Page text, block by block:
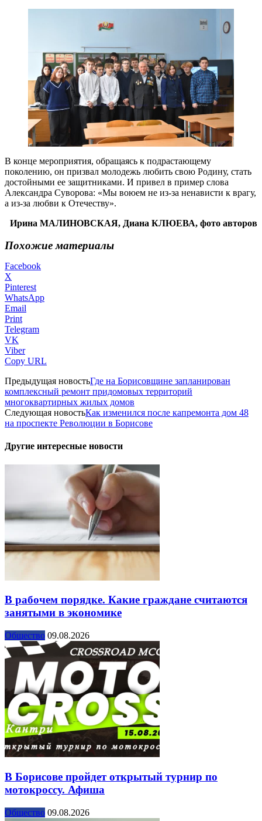
В конце мероприятия, обращаясь к подрастающему
поколению, он призвал молодежь любить свою Родину, стать
достойными ее защитниками. И привел в пример слова
Александра Суворова: «Мы воюем не из-за ненависти к врагу,
а из-за любви к Отечеству».
Ирина МАЛИНОВСКАЯ, Диана КЛЮЕВА, фото авторов
Похожие материалы
Facebook
X
Pinterest
WhatsApp
Email
Print
Telegram
VK
Viber
Copy URL
Предыдущая новостьГде на Борисовщине запланирован
комплексный ремонт придомовых территорий
многоквартирных жилых домов
Следующая новостьКак изменился после капремонта дом 48
на проспекте Революции в Борисове
Другие интересные новости
В рабочем порядке. Какие граждане считаются
занятыми в экономике
Общество 09.08.2026
В Борисове пройдет открытый турнир по
мотокроссу. Афиша
Общество 09.08.2026